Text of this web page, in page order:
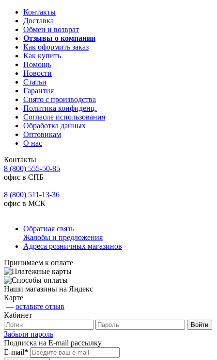
Контакты
Доставка
Обмен и возврат
Отзывы о компании
Как оформить заказ
Как купить
Помощь
Новости
Статьи
Гарантия
Снято с производства
Политика конфиденц.
Согласие использования
Обработка данных
Оптовикам
О нас
Контакты
8 (800) 555-50-85
офис в СПБ
8 (800) 511-13-36
офис в МСК
Обратная связь
Жалобы и предложения
Адреса розничных магазинов
Принимаем к оплате
Наши магазины на Яндекс
Карте
— оставьте отзыв
Кабинет
Забыли пароль
Подписка на E-mail рассылку
E-mail*